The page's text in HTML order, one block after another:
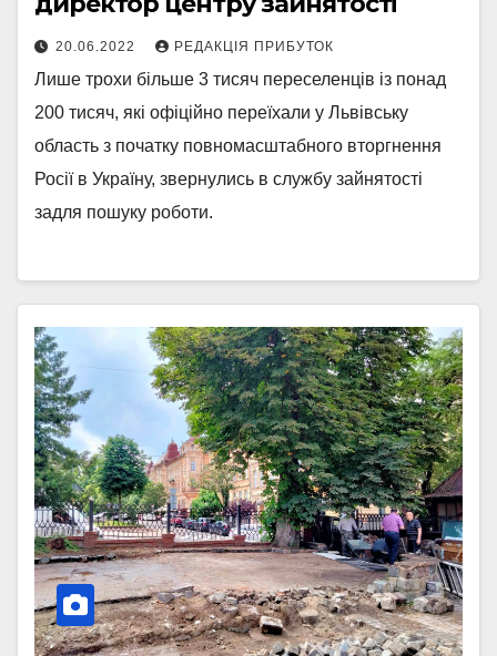
20.06.2022 РЕДАКЦІЯ ПРИБУТОК
Лише трохи більше 3 тисяч переселенців із понад
200 тисяч, які офіційно переїхали у Львівську
область з початку повномасштабного вторгнення
Росії в Україну, звернулись в службу зайнятості
задля пошуку роботи.